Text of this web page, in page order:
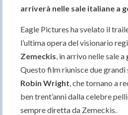
arriverà nelle sale italiane a
Eagle Pictures ha svelato il
l’ultima opera del visionario
Zemeckis, in arrivo nelle sale a
Questo film riunisce due grandi
Robin Wright, che tornano a
ben trent’anni dalla celebre
sempre diretta da Zemeckis.